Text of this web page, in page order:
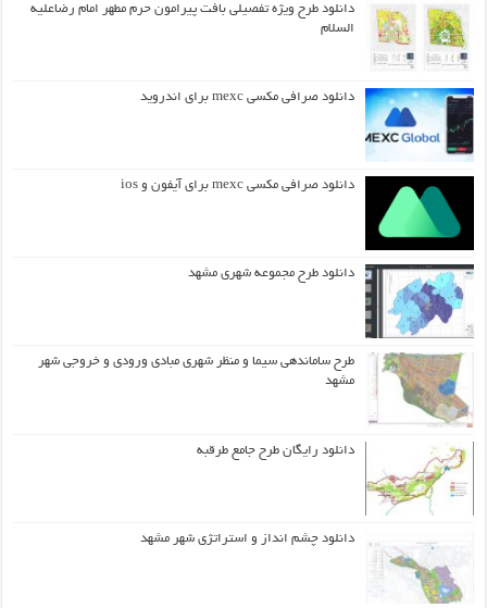
دانلود طرح ويژه تفصيلي بافت پيرامون حرم مطهر امام رضاعليه
السلام
دانلود صرافی مکسی mexc برای اندروید
دانلود صرافی مکسی mexc برای آیفون و ios
دانلود طرح مجموعه شهری مشهد
طرح ساماندهی سیما و منظر شهری مبادی ورودی و خروجی شهر
مشهد
دانلود رایگان طرح جامع طرقبه
دانلود چشم انداز و استراتژی شهر مشهد